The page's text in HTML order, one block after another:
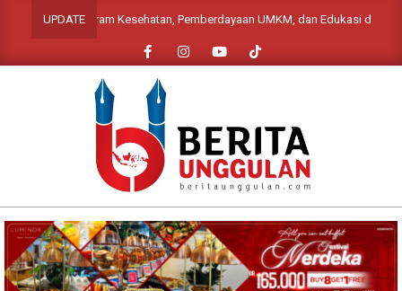
UPDATE
Program Kesehatan, Pemberdayaan UMKM, dan Edukasi di Desa